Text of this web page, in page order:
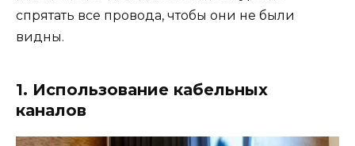
спрятать все провода, чтобы они не были
видны.
1. Использование кабельных
каналов